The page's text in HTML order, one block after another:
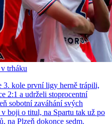
trháku
3. kole první ligy herně trápili,
2:1 a udrželi stoprocentní
sobotní zaváhání svých
boji o titul, na Spartu tak už po
na Plzeň dokonce sedm.